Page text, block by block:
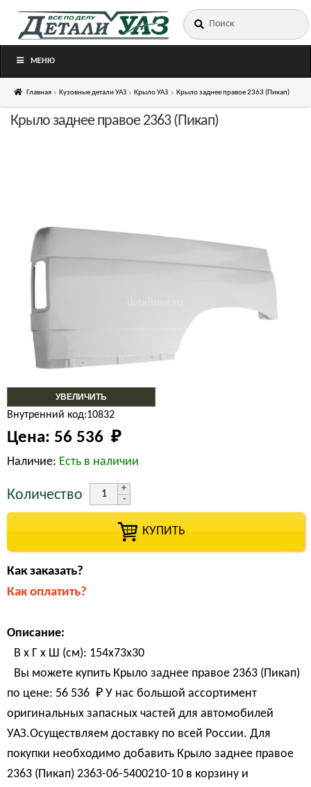
Перейти
Перейти
Искать:
МЕНЮ
Главная Кузовные детали УАЗ Крыло УАЗ Крыло заднее правое 2363 (Пикап)
УВЕЛИЧИТЬ
Крыло заднее правое 2363 (Пикап)
Внутренний код:10832
Цена: 56 536 ₽
Наличие: Есть в наличии
Количество
КУПИТЬ
Как заказать?
Как оплатить?
Описание:
В х Г х Ш (см): 154х73х30
Вы можете купить Крыло заднее правое 2363 (Пикап)
по цене: 56 536 ₽ У нас большой ассортимент
оригинальных запасных частей для автомобилей
УАЗ.Осуществляем доставку по всей России. Для
покупки необходимо добавить Крыло заднее правое
2363 (Пикап) 2363-06-5400210-10 в корзину и